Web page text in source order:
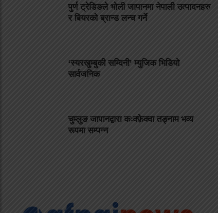
पुर्ण ट्रेडिङले भोली जापानमा नेपाली उत्पादनहरु
र बियरको ब्रान्ड लन्च गर्ने
‘स्यरखुम्बुकी सम्दिनी’ म्युजिक भिडियो
सार्वजनिक
चुम्लुङ जापानद्वारा कःक्फ़ेक्वा तङ्नाम भव्य
रूपमा सम्पन्न